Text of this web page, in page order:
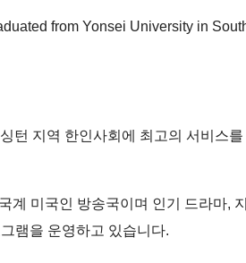
from Yonsei University in
턴 지역 한인사회에 최고의 서비스
계 미국인 방송국이며 인기 드라마,
램을 운영하고 있습니다.